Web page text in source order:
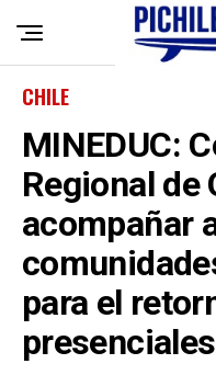
CHILE
MINEDUC:
Regional de
acompañar
para el
presenciales